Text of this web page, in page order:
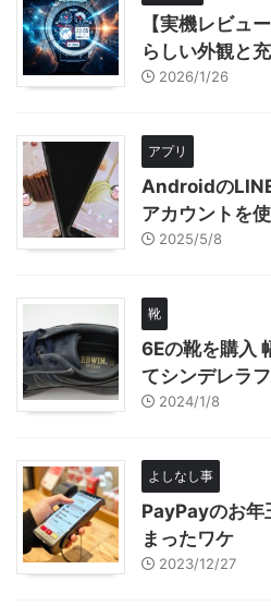
【実機レビュ
らしい外観と
2026/1/26
アプリ
Androidの
アカウントを
2025/5/8
靴
6Eの靴を購入
てシンデレラ
2024/1/8
よしなし事
PayPayのお年
まったワケ
2023/12/27